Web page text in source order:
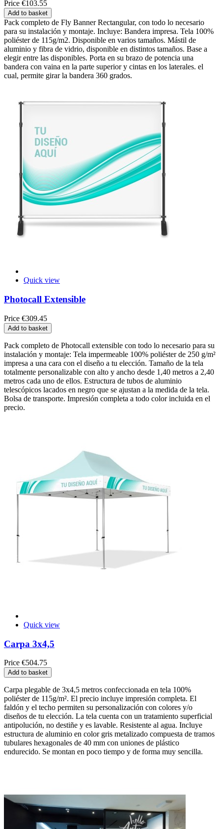
Price €103.55
Add to basket
Pack completo de Fly Banner Rectangular, con todo lo necesario
para su instalación y montaje. Incluye: Bandera impresa. Tela 100%
poliéster de 115g/m2. Disponible en varios tamaños. Mástil de
aluminio y fibra de vidrio, disponible en distintos tamaños. Base a
elegir entre las disponibles. Porta en su brazo de potencia una
bandera con vaina en la parte superior y cintas en los laterales. el
cual, permite girar la bandera 360 grados.
Quick view
Photocall Extensible
Price €309.45
Add to basket
Pack completo de Photocall extensible con todo lo necesario para su
instalación y montaje: Tela impermeable 100% poliéster de 250 g/m²
impresa a una cara con el diseño a tu elección. Tamaño de la tela
totalmente personalizable con alto y ancho desde 1,40 metros a 2,40
metros cada uno de ellos. Estructura de tubos de aluminio
telescópicos lacados en negro que se ajustan a la medida de la tela.
Bolsa de transporte. Impresión completa a todo color incluida en el
precio.
Quick view
Carpa 3x4,5
Price €504.75
Add to basket
Carpa plegable de 3x4,5 metros confeccionada en tela 100%
poliéster de 115g/m². El precio incluye impresión completa. El
faldón y el techo permiten su personalización con colores y/o
diseños de tu elección. La tela cuenta con un tratamiento superficial
antipolución, no destiñe y es lavable. Resistente al agua. Incluye
estructura de aluminio en color gris metalizado compuesta de tramos
tubulares hexagonales de 40 mm con uniones de plástico
endurecido. Se montan en poco tiempo y de forma muy sencilla.